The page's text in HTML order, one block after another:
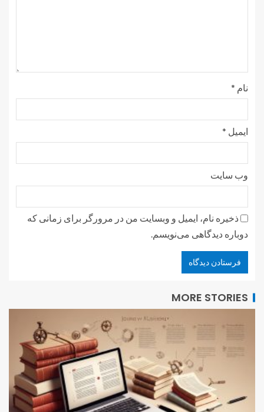
نام *
ایمیل *
وب‌ سایت
ذخیره نام، ایمیل و وبسایت من در مرورگر برای زمانی که
دوباره دیدگاهی می‌نویسم.
MORE STORIES